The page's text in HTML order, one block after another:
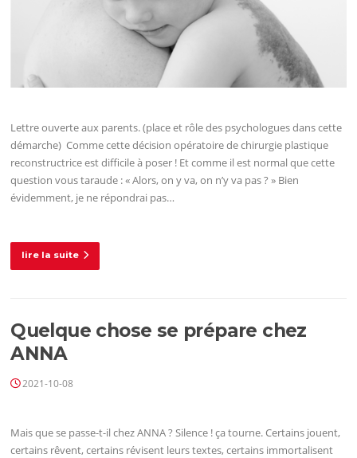
Lettre ouverte aux parents. (place et rôle des psychologues dans cette
démarche) Comme cette décision opératoire de chirurgie plastique
reconstructrice est difficile à poser ! Et comme il est normal que cette
question vous taraude : « Alors, on y va, on n’y va pas ? » Bien
évidemment, je ne répondrai pas…
lire la suite
Quelque chose se prépare chez
ANNA
2021-10-08
Mais que se passe-t-il chez ANNA ? Silence ! ça tourne. Certains jouent,
certains rêvent, certains révisent leurs textes, certains immortalisent